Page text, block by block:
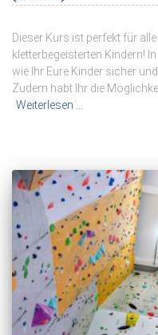
Dieser Kurs ist perfekt für
kletterbegeisterten Kindern!
wie Ihr Eure Kinder sicher
Zudem habt Ihr die
Weiterlesen …